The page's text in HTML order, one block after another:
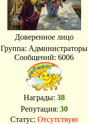
Доверенное лицо
Группа: Администраторы
Сообщений: 6006
Награды: 38
Репутация: 30
Статус: Отсутствую